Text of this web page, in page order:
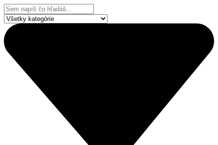
Preskočiť
na
obsah
Search
...